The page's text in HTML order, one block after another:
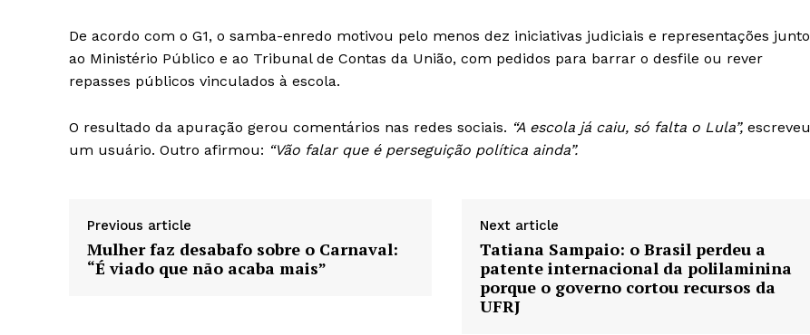
De acordo com o G1, o samba-enredo motivou pelo menos dez iniciativas judiciais e representações junto
ao Ministério Público e ao Tribunal de Contas da União, com pedidos para barrar o desfile ou rever
repasses públicos vinculados à escola.
O resultado da apuração gerou comentários nas redes sociais. “A escola já caiu, só falta o Lula”, escreveu
um usuário. Outro afirmou: “Vão falar que é perseguição política ainda”.
Previous article
Mulher faz desabafo sobre o Carnaval:
“É viado que não acaba mais”
Next article
Tatiana Sampaio: o Brasil perdeu a
patente internacional da polilaminina
porque o governo cortou recursos da
UFRJ